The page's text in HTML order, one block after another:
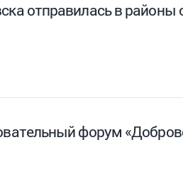
отправилась в районы
форум